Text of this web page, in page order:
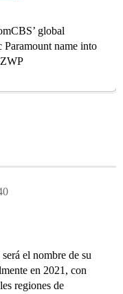
global
name into
el nombre de su
en 2021, con
regiones de